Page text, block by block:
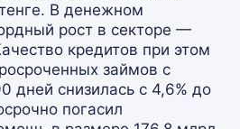
В денежном
рост в секторе —
кредитов при этом
займов с
дней снизилась с 4,6% до
погасил